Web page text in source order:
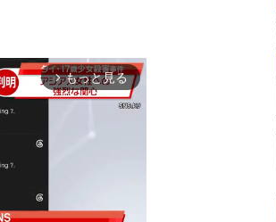
arrow_forward_ios もっと見る